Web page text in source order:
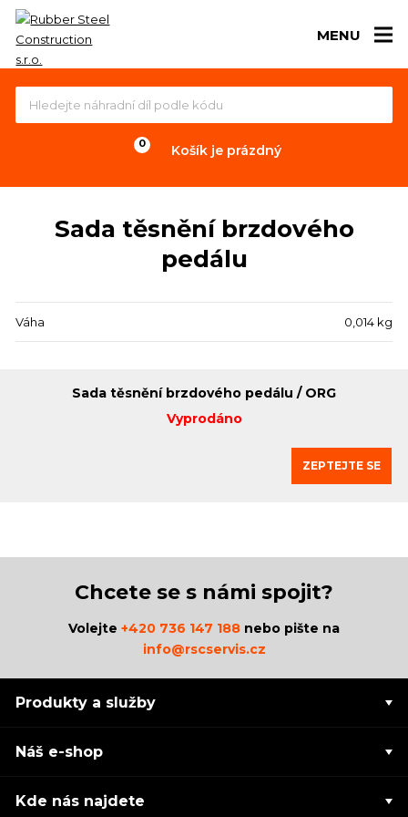
MENU
Košík je prázdný
Sada těsnění brzdového
pedálu
Váha 0,014 kg
Sada těsnění brzdového pedálu / ORG
Vyprodáno
ZEPTEJTE SE
Chcete se s námi spojit?
Volejte +420 736 147 188 nebo pište na
info@rscservis.cz
Produkty a služby
Náš e-shop
Kde nás najdete